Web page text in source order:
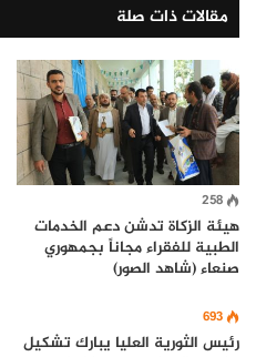
مقالات ذات صلة
258
هيئة الزكاة تدشن دعم الخدمات
الطبية للفقراء مجاناً بجمهوري
صنعاء (شاهد الصور)
693
رئيس الثورية العليا يبارك تشكيل